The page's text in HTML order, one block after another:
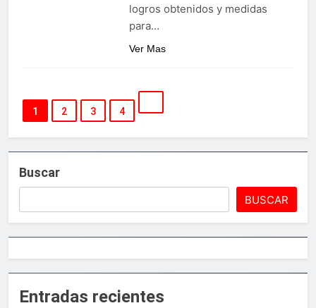
logros obtenidos y medidas
para…
Ver Mas
1 2 3 4
Buscar
BUSCAR
Entradas recientes